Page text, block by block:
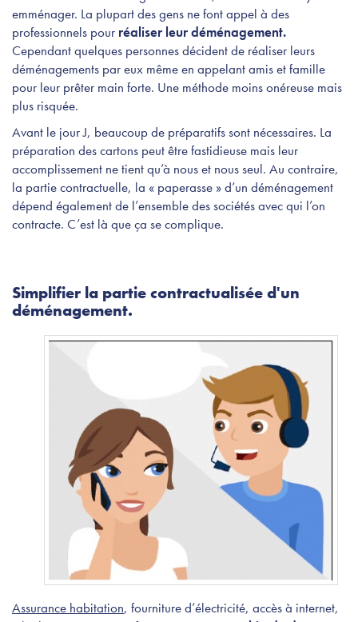
emménager. La plupart des gens ne font appel à des
professionnels pour réaliser leur déménagement.
Cependant quelques personnes décident de réaliser leurs
déménagements par eux même en appelant amis et famille
pour leur prêter main forte. Une méthode moins onéreuse mais
plus risquée.
Avant le jour J, beaucoup de préparatifs sont nécessaires. La
préparation des cartons peut être fastidieuse mais leur
accomplissement ne tient qu’à nous et nous seul. Au contraire,
la partie contractuelle, la « paperasse » d’un déménagement
dépend également de l’ensemble des sociétés avec qui l’on
contracte. C’est là que ça se complique.
Simplifier la partie contractualisée d'un
déménagement.
Assurance habitation, fourniture d’électricité, accès à internet,